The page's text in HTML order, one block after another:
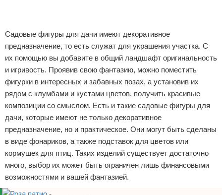
Садовые фигуры для дачи имеют декоративное
предназначение, то есть служат для украшения участка. С
их помощью вы добавите в общий ландшафт оригинальность
и игривость. Проявив свою фантазию, можно поместить
фигурки в интересных и забавных позах, а установив их
рядом с клумбами и кустами цветов, получить красивые
композиции со смыслом. Есть и такие садовые фигуры для
дачи, которые имеют не только декоративное
предназначение, но и практическое. Они могут быть сделаны
в виде фонариков, а также подставок для цветов или
кормушек для птиц. Таких изделий существует достаточно
много, выбор их может быть ограничен лишь финансовыми
возможностями и вашей фантазией.